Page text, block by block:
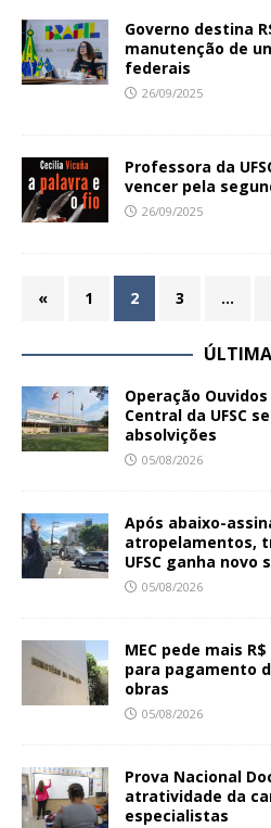
Governo destina
manutenção de
federais
26/09/2025
Professora da
vencer pela
26/09/2025
« 1 2 3 …
Operação
Central da UFSC
absolvições
05/08/2026
Após abaixo-
atropelamentos,
UFSC ganha novo
05/08/2026
MEC pede mais
para pagamento
obras
05/08/2026
Prova Nacional
atratividade da
especialistas